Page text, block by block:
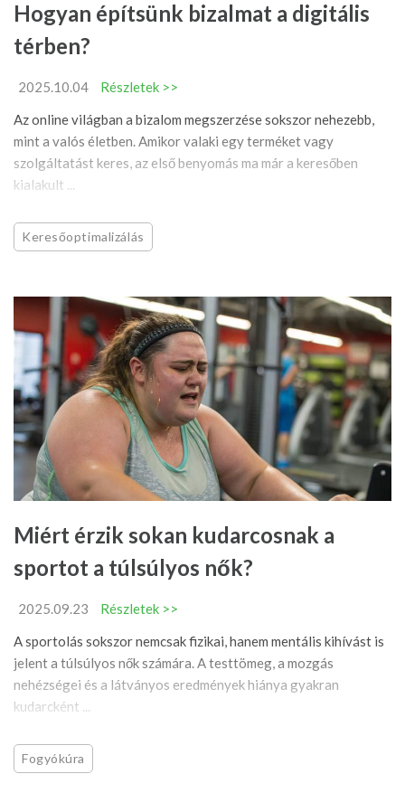
Hogyan építsünk bizalmat a digitális
térben?
2025.10.04
Részletek >>
Az online világban a bizalom megszerzése sokszor nehezebb,
mint a valós életben. Amikor valaki egy terméket vagy
szolgáltatást keres, az első benyomás ma már a keresőben
kialakult ...
Keresőoptimalizálás
Miért érzik sokan kudarcosnak a
sportot a túlsúlyos nők?
2025.09.23
Részletek >>
A sportolás sokszor nemcsak fizikai, hanem mentális kihívást is
jelent a túlsúlyos nők számára. A testtömeg, a mozgás
nehézségei és a látványos eredmények hiánya gyakran
kudarcként ...
Fogyókúra